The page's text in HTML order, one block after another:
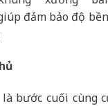
đảm bảo độ
bước cuối cùng